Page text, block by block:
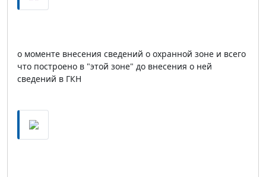
о моменте внесения сведений о охранной зоне и всего
что построено в "этой зоне" до внесения о ней
сведений в ГКН